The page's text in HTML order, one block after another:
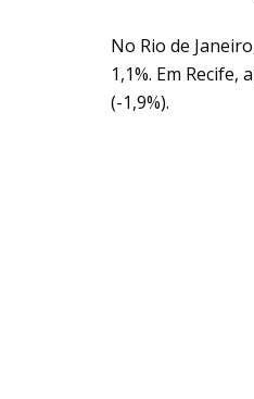
No Rio de
1,1%. Em
(-1,9%).